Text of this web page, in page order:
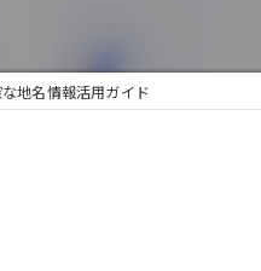
地名情報活用ガイド